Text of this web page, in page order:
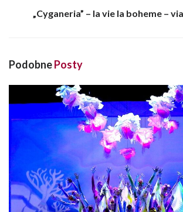
„Cyganeria” – la vie la boheme –
PodobnePosty